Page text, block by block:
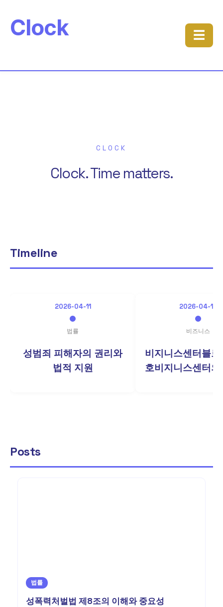
Clock ☰
CLOCK
Clock. Time matters.
Timeline
2026-04-11
법률
성범죄 피해자의 권리와
법적 지원
2026-04-10
비즈니스
비지니스센터블
호비지니스센터
Posts
법률
성폭력처벌법 제8조의 이해와 중요성